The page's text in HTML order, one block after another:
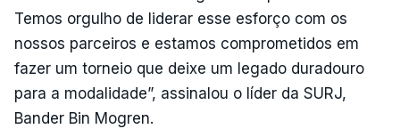
Temos orgulho de liderar esse esforço com os
nossos parceiros e estamos comprometidos em
fazer um torneio que deixe um legado duradouro
para a modalidade”, assinalou o líder da SURJ,
Bander Bin Mogren.